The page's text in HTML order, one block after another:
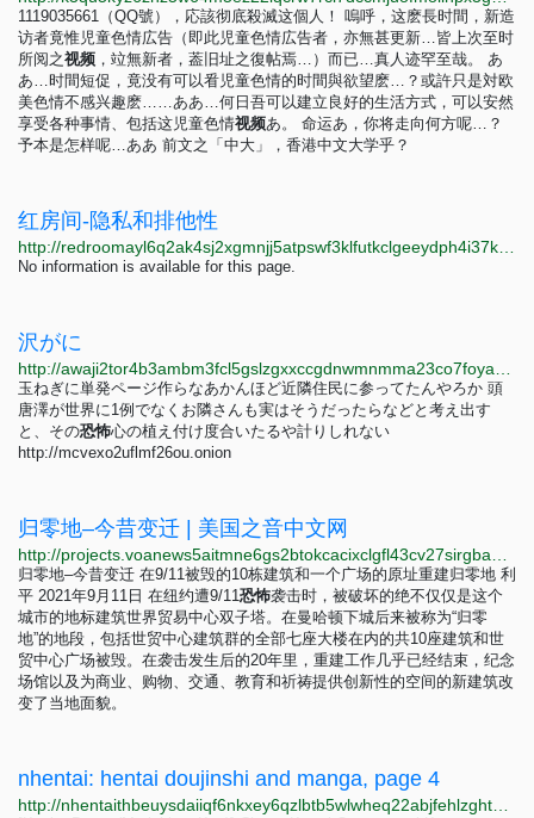
1119035661（QQ號），応該彻底殺滅这個人！ 嗚呼，这麽長时間，新造
访者竟惟児童色情広告（即此児童色情広告者，亦無甚更新…皆上次至时
所阅之视频 ，竝無新者，葢旧址之復帖焉…）而已…真人迹罕至哉。 あ
あ…时間短促，竟没有可以㸔児童色情的时間與欲望麽…？或許只是対欧
美色情不感兴趣麽……ああ…何日吾可以建立良好的生活方式，可以安然
享受各种事情、包括这児童色情视频あ。 命运あ，你将走向何方呢…？
予本是怎样呢…ああ 前文之「中大」，香港中文大学乎？
红房间-隐私和排他性
No information is available for this page.
沢がに
玉ねぎに単発ページ作らなあかんほど近隣住民に参ってたんやろか 頭
唐澤が世界に1例でなくお隣さんも実はそうだったらなどと考え出す
と、その恐怖心の植え付け度合いたるや計りしれない
http://mcvexo2uflmf26ou.onion
归零地–今昔变迁 | 美国之音中文网
归零地–今昔变迁 在9/11被毁的10栋建筑和一个广场的原址重建归零地 利
平 2021年9月11日 在纽约遭9/11恐怖袭击时，被破坏的绝不仅仅是这个
城市的地标建筑世界贸易中心双子塔。在曼哈顿下城后来被称为“归零
地”的地段，包括世贸中心建筑群的全部七座大楼在内的共10座建筑和世
贸中心广场被毁。在袭击发生后的20年里，重建工作几乎已经结束，纪念
场馆以及为商业、购物、交通、教育和祈祷提供创新性的空间的新建筑改
变了当地面貌。
nhentai: hentai doujinshi and manga, page 4